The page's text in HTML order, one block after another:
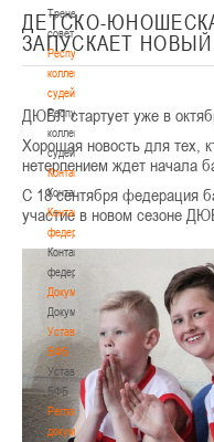
Тренерский
совет
Республиканская
коллегия
судей
Республиканская
коллегия
судей
Контакты
Контакты
Контакты
федерации
Контакты
федерации
Документы
Документы
Устав
БФБ
Устав
БФБ
Регламентирующие
документы
ДЕТСКО-
ЗАПУСКАЕТ
ДЮБЛ стартует уже в
Хорошая новость для тех,
нетерпением ждет начала
С 18 сентября федерация
участие в новом сезоне